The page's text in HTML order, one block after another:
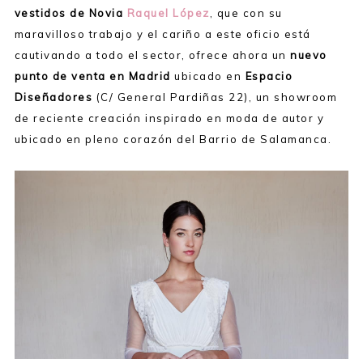
vestidos de Novia Raquel López, que con su
maravilloso trabajo y el cariño a este oficio está
cautivando a todo el sector, ofrece ahora unnuevo
punto de venta en Madrid ubicado en Espacio
Diseñadores (C/ General Pardiñas 22), un showroom
de reciente creación inspirado en moda de autor y
ubicado en pleno corazón del Barrio de Salamanca.